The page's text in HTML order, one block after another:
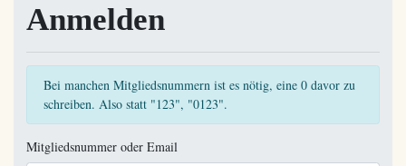
Anmelden
Bei manchen Mitgliedsnummern ist es nötig, eine 0 davor zu
schreiben. Also statt "123", "0123".
Mitgliedsnummer oder Email